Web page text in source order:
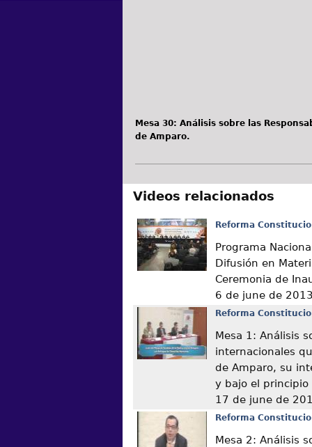
Mesa 30: Análisis sobre las
de Amparo.
Videos relacionados
Reforma
Programa
Difusión en
Ceremonia de
6 de june de
Reforma
Mesa 1: Análisis
internacionales
de Amparo, su
y bajo el principio
17 de june de
Reforma
Mesa 2: Análisis